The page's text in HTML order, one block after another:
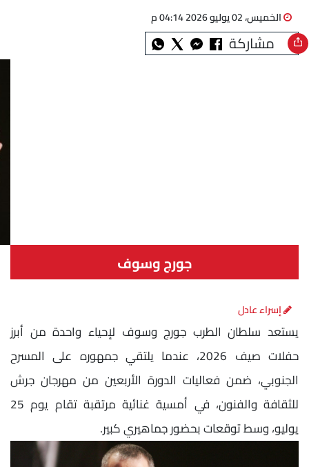
الخميس، 02 يوليو 2026 04:14 م
مشاركة
جورج وسوف
إسراء عادل
يستعد سلطان الطرب جورج وسوف لإحياء واحدة من أبرز
حفلات صيف 2026، عندما يلتقي جمهوره على المسرح
الجنوبي، ضمن فعاليات الدورة الأربعين من مهرجان جرش
للثقافة والفنون، في أمسية غنائية مرتقبة تقام يوم 25
يوليو، وسط توقعات بحضور جماهيري كبير.